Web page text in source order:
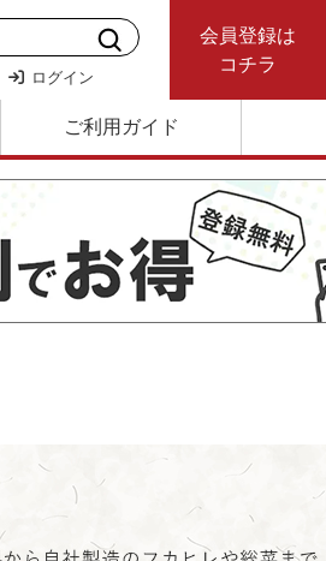
ログイン
会員登録は
コチラ
ご利用ガイド